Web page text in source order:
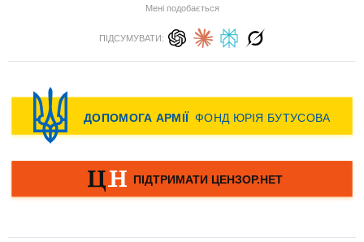
Мені подобається
ПІДСУМУВАТИ: